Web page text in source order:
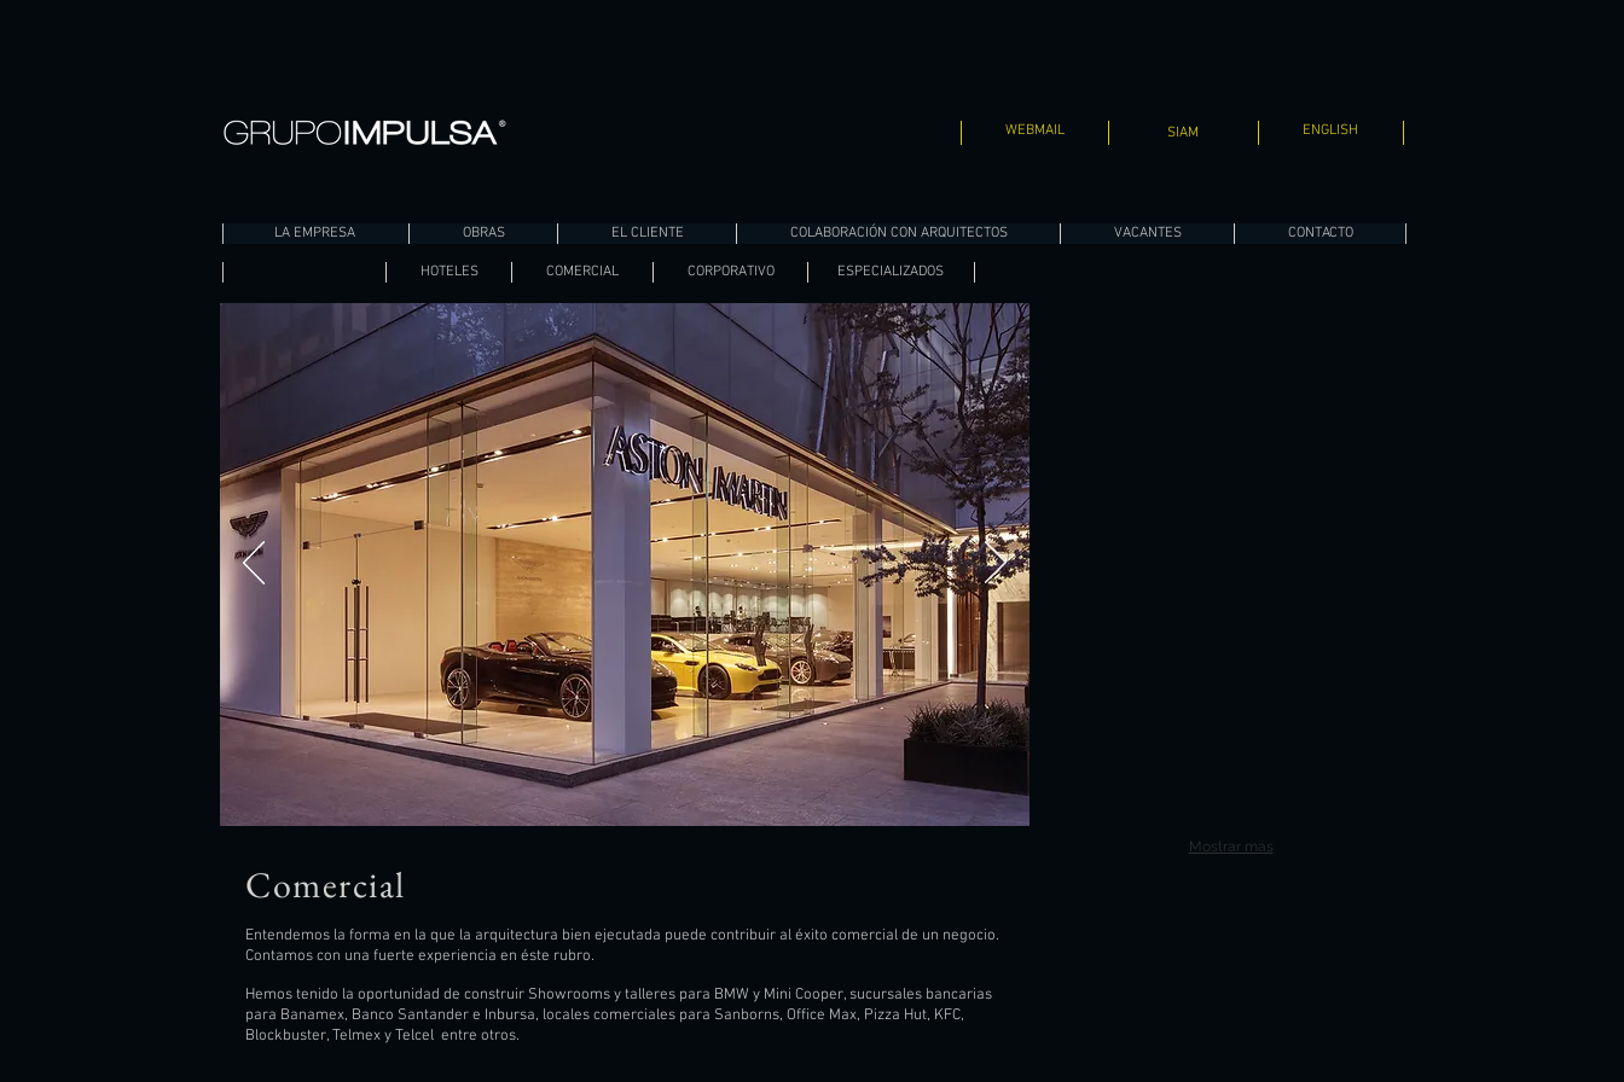
WEBMAIL SIAM ENGLISH
LA EMPRESA OBRAS EL CLIENTE COLABORACIÓN CON ARQUITECTOS VACANTES CONTACTO
HOTELES COMERCIAL CORPORATIVO ESPECIALIZADOS
Mostrar más
Comercial
Entendemos la forma en la que la arquitectura bien ejecutada puede contribuir al éxito comercial de un negocio.
Contamos con una fuerte experiencia en éste rubro.
Hemos tenido la oportunidad de construir Showrooms y talleres para BMW y Mini Cooper, sucursales bancarias
para Banamex, Banco Santander e Inbursa, locales comerciales para Sanborns, Office Max, Pizza Hut, KFC,
Blockbuster, Telmex y Telcel entre otros.